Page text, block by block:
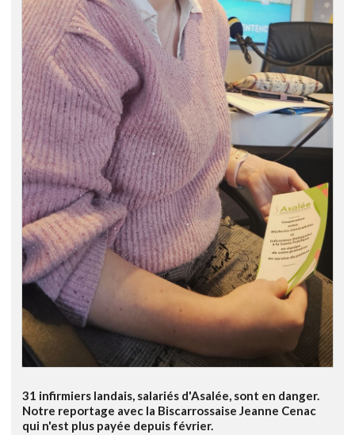
31 infirmiers landais, salariés d'Asalée, sont en danger.
Notre reportage avec la Biscarrossaise Jeanne Cenac
qui n'est plus payée depuis février.